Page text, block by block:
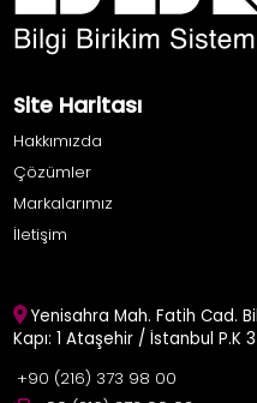
Site Haritası
Hakkımızda
Çözümler
Markalarımız
İletişim
Yenisahra Mah. Fatih Cad.
Kapı: 1 Ataşehir / İstanbul P.K
+90 (216) 373 98 00